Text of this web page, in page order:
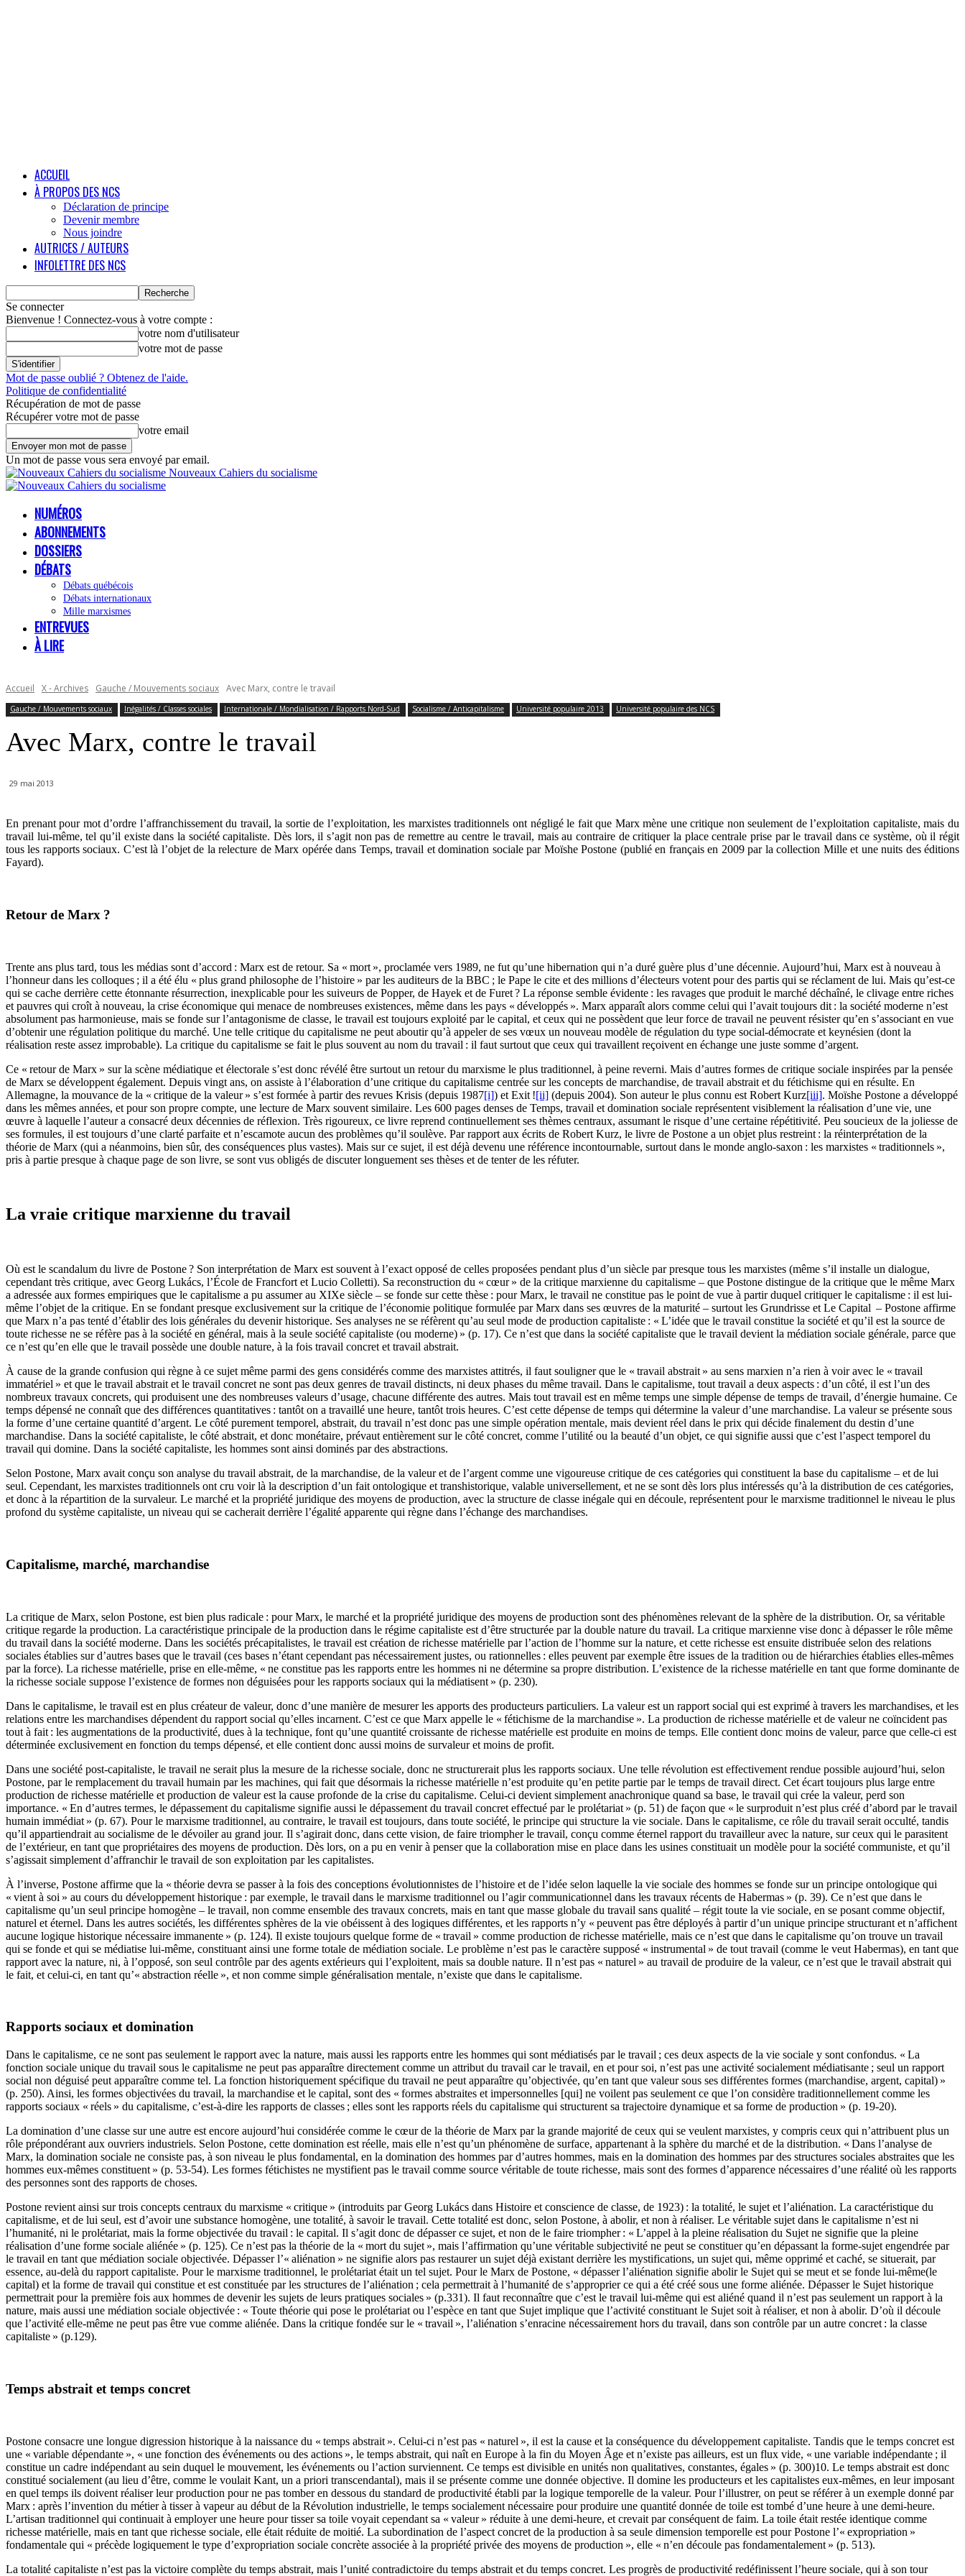
ACCUEIL
À PROPOS DES NCS
Déclaration de principe
Devenir membre
Nous joindre
AUTRICES / AUTEURS
INFOLETTRE DES NCS
Se connecter
Bienvenue ! Connectez-vous à votre compte :
votre nom d'utilisateur
votre mot de passe
Mot de passe oublié ? Obtenez de l'aide.
Politique de confidentialité
Récupération de mot de passe
Récupérer votre mot de passe
votre email
Un mot de passe vous sera envoyé par email.
Nouveaux Cahiers du socialisme
NUMÉROS
ABONNEMENTS
DOSSIERS
DÉBATS
Débats québécois
Débats internationaux
Mille marxismes
ENTREVUES
À LIRE
Accueil X - Archives Gauche / Mouvements sociaux Avec Marx, contre le travail
Gauche / Mouvements sociaux Inégalités / Classes sociales Internationale / Mondialisation / Rapports Nord-Sud Socialisme / Anticapitalisme Université populaire 2013 Université populaire des NCS
Avec Marx, contre le travail
29 mai 2013
En prenant pour mot d’ordre l’affranchissement du travail, la sortie de l’exploitation, les marxistes traditionnels ont négligé le fait que Marx mène une critique non seulement de l’exploitation capitaliste, mais du
travail lui-même, tel qu’il existe dans la société capitaliste. Dès lors, il s’agit non pas de remettre au centre le travail, mais au contraire de critiquer la place centrale prise par le travail dans ce système, où il régit
tous les rapports sociaux. C’est là l’objet de la relecture de Marx opérée dans Temps, travail et domination sociale par Moïshe Postone (publié en français en 2009 par la collection Mille et une nuits des éditions
Fayard).
Retour de Marx ?
Trente ans plus tard, tous les médias sont d’accord : Marx est de retour. Sa « mort », proclamée vers 1989, ne fut qu’une hibernation qui n’a duré guère plus d’une décennie. Aujourd’hui, Marx est à nouveau à
l’honneur dans les colloques ; il a été élu « plus grand philosophe de l’histoire » par les auditeurs de la BBC ; le Pape le cite et des millions d’électeurs votent pour des partis qui se réclament de lui. Mais qu’est-ce
qui se cache derrière cette étonnante résurrection, inexplicable pour les suiveurs de Popper, de Hayek et de Furet ? La réponse semble évidente : les ravages que produit le marché déchaîné, le clivage entre riches
et pauvres qui croît à nouveau, la crise économique qui menace de nombreuses existences, même dans les pays « développés ». Marx apparaît alors comme celui qui l’avait toujours dit : la société moderne n’est
absolument pas harmonieuse, mais se fonde sur l’antagonisme de classe, le travail est toujours exploité par le capital, et ceux qui ne possèdent que leur force de travail ne peuvent résister qu’en s’associant en vue
d’obtenir une régulation politique du marché. Une telle critique du capitalisme ne peut aboutir qu’à appeler de ses vœux un nouveau modèle de régulation du type social-démocrate et keynésien (dont la
réalisation reste assez improbable). La critique du capitalisme se fait le plus souvent au nom du travail : il faut surtout que ceux qui travaillent reçoivent en échange une juste somme d’argent.
Ce « retour de Marx » sur la scène médiatique et électorale s’est donc révélé être surtout un retour du marxisme le plus traditionnel, à peine reverni. Mais d’autres formes de critique sociale inspirées par la pensée
de Marx se développent également. Depuis vingt ans, on assiste à l’élaboration d’une critique du capitalisme centrée sur les concepts de marchandise, de travail abstrait et du fétichisme qui en résulte. En
Allemagne, la mouvance de la « critique de la valeur » s’est formée à partir des revues Krisis (depuis 1987[i]) et Exit ![ii] (depuis 2004). Son auteur le plus connu est Robert Kurz[iii]. Moïshe Postone a développé
dans les mêmes années, et pour son propre compte, une lecture de Marx souvent similaire. Les 600 pages denses de Temps, travail et domination sociale représentent visiblement la réalisation d’une vie, une
œuvre à laquelle l’auteur a consacré deux décennies de réflexion. Très rigoureux, ce livre reprend continuellement ses thèmes centraux, assumant le risque d’une certaine répétitivité. Peu soucieux de la joliesse de
ses formules, il est toujours d’une clarté parfaite et n’escamote aucun des problèmes qu’il soulève. Par rapport aux écrits de Robert Kurz, le livre de Postone a un objet plus restreint : la réinterprétation de la
théorie de Marx (qui a néanmoins, bien sûr, des conséquences plus vastes). Mais sur ce sujet, il est déjà devenu une référence incontournable, surtout dans le monde anglo-saxon : les marxistes « traditionnels »,
pris à partie presque à chaque page de son livre, se sont vus obligés de discuter longuement ses thèses et de tenter de les réfuter.
La vraie critique marxienne du travail
Où est le scandalum du livre de Postone ? Son interprétation de Marx est souvent à l’exact opposé de celles proposées pendant plus d’un siècle par presque tous les marxistes (même s’il installe un dialogue,
cependant très critique, avec Georg Lukács, l’École de Francfort et Lucio Colletti). Sa reconstruction du « cœur » de la critique marxienne du capitalisme – que Postone distingue de la critique que le même Marx
a adressée aux formes empiriques que le capitalisme a pu assumer au XIXe siècle – se fonde sur cette thèse : pour Marx, le travail ne constitue pas le point de vue à partir duquel critiquer le capitalisme : il est lui-
même l’objet de la critique. En se fondant presque exclusivement sur la critique de l’économie politique formulée par Marx dans ses œuvres de la maturité – surtout les Grundrisse et Le Capital – Postone affirme
que Marx n’a pas tenté d’établir des lois générales du devenir historique. Ses analyses ne se réfèrent qu’au seul mode de production capitaliste : « L’idée que le travail constitue la société et qu’il est la source de
toute richesse ne se réfère pas à la société en général, mais à la seule société capitaliste (ou moderne) » (p. 17). Ce n’est que dans la société capitaliste que le travail devient la médiation sociale générale, parce que
ce n’est qu’en elle que le travail possède une double nature, à la fois travail concret et travail abstrait.
À cause de la grande confusion qui règne à ce sujet même parmi des gens considérés comme des marxistes attitrés, il faut souligner que le « travail abstrait » au sens marxien n’a rien à voir avec le « travail
immatériel » et que le travail abstrait et le travail concret ne sont pas deux genres de travail distincts, ni deux phases du même travail. Dans le capitalisme, tout travail a deux aspects : d’un côté, il est l’un des
nombreux travaux concrets, qui produisent une des nombreuses valeurs d’usage, chacune différente des autres. Mais tout travail est en même temps une simple dépense de temps de travail, d’énergie humaine. Ce
temps dépensé ne connaît que des différences quantitatives : tantôt on a travaillé une heure, tantôt trois heures. C’est cette dépense de temps qui détermine la valeur d’une marchandise. La valeur se présente sous
la forme d’une certaine quantité d’argent. Le côté purement temporel, abstrait, du travail n’est donc pas une simple opération mentale, mais devient réel dans le prix qui décide finalement du destin d’une
marchandise. Dans la société capitaliste, le côté abstrait, et donc monétaire, prévaut entièrement sur le côté concret, comme l’utilité ou la beauté d’un objet, ce qui signifie aussi que c’est l’aspect temporel du
travail qui domine. Dans la société capitaliste, les hommes sont ainsi dominés par des abstractions.
Selon Postone, Marx avait conçu son analyse du travail abstrait, de la marchandise, de la valeur et de l’argent comme une vigoureuse critique de ces catégories qui constituent la base du capitalisme – et de lui
seul. Cependant, les marxistes traditionnels ont cru voir là la description d’un fait ontologique et transhistorique, valable universellement, et ne se sont dès lors plus intéressés qu’à la distribution de ces catégories,
et donc à la répartition de la survaleur. Le marché et la propriété juridique des moyens de production, avec la structure de classe inégale qui en découle, représentent pour le marxisme traditionnel le niveau le plus
profond du système capitaliste, un niveau qui se cacherait derrière l’égalité apparente qui règne dans l’échange des marchandises.
Capitalisme, marché, marchandise
La critique de Marx, selon Postone, est bien plus radicale : pour Marx, le marché et la propriété juridique des moyens de production sont des phénomènes relevant de la sphère de la distribution. Or, sa véritable
critique regarde la production. La caractéristique principale de la production dans le régime capitaliste est d’être structurée par la double nature du travail. La critique marxienne vise donc à dépasser le rôle même
du travail dans la société moderne. Dans les sociétés précapitalistes, le travail est création de richesse matérielle par l’action de l’homme sur la nature, et cette richesse est ensuite distribuée selon des relations
sociales établies sur d’autres bases que le travail (ces bases n’étant cependant pas nécessairement justes, ou rationnelles : elles peuvent par exemple être issues de la tradition ou de hiérarchies établies elles-mêmes
par la force). La richesse matérielle, prise en elle-même, « ne constitue pas les rapports entre les hommes ni ne détermine sa propre distribution. L’existence de la richesse matérielle en tant que forme dominante de
la richesse sociale suppose l’existence de formes non déguisées pour les rapports sociaux qui la médiatisent » (p. 230).
Dans le capitalisme, le travail est en plus créateur de valeur, donc d’une manière de mesurer les apports des producteurs particuliers. La valeur est un rapport social qui est exprimé à travers les marchandises, et les
relations entre les marchandises dépendent du rapport social qu’elles incarnent. C’est ce que Marx appelle le « fétichisme de la marchandise ». La production de richesse matérielle et de valeur ne coïncident pas
tout à fait : les augmentations de la productivité, dues à la technique, font qu’une quantité croissante de richesse matérielle est produite en moins de temps. Elle contient donc moins de valeur, parce que celle-ci est
déterminée exclusivement en fonction du temps dépensé, et elle contient donc aussi moins de survaleur et moins de profit.
Dans une société post-capitaliste, le travail ne serait plus la mesure de la richesse sociale, donc ne structurerait plus les rapports sociaux. Une telle révolution est effectivement rendue possible aujourd’hui, selon
Postone, par le remplacement du travail humain par les machines, qui fait que désormais la richesse matérielle n’est produite qu’en petite partie par le temps de travail direct. Cet écart toujours plus large entre
production de richesse matérielle et production de valeur est la cause profonde de la crise du capitalisme. Celui-ci devient simplement anachronique quand sa base, le travail qui crée la valeur, perd son
importance. « En d’autres termes, le dépassement du capitalisme signifie aussi le dépassement du travail concret effectué par le prolétariat » (p. 51) de façon que « le surproduit n’est plus créé d’abord par le travail
humain immédiat » (p. 67). Pour le marxisme traditionnel, au contraire, le travail est toujours, dans toute société, le principe qui structure la vie sociale. Dans le capitalisme, ce rôle du travail serait occulté, tandis
qu’il appartiendrait au socialisme de le dévoiler au grand jour. Il s’agirait donc, dans cette vision, de faire triompher le travail, conçu comme éternel rapport du travailleur avec la nature, sur ceux qui le parasitent
de l’extérieur, en tant que propriétaires des moyens de production. Dès lors, on a pu en venir à penser que la collaboration mise en place dans les usines constituait un modèle pour la société communiste, et qu’il
s’agissait simplement d’affranchir le travail de son exploitation par les capitalistes.
À l’inverse, Postone affirme que la « théorie devra se passer à la fois des conceptions évolutionnistes de l’histoire et de l’idée selon laquelle la vie sociale des hommes se fonde sur un principe ontologique qui
« vient à soi » au cours du développement historique : par exemple, le travail dans le marxisme traditionnel ou l’agir communicationnel dans les travaux récents de Habermas » (p. 39). Ce n’est que dans le
capitalisme qu’un seul principe homogène – le travail, non comme ensemble des travaux concrets, mais en tant que masse globale du travail sans qualité – régit toute la vie sociale, en se posant comme objectif,
naturel et éternel. Dans les autres sociétés, les différentes sphères de la vie obéissent à des logiques différentes, et les rapports n’y « peuvent pas être déployés à partir d’un unique principe structurant et n’affichent
aucune logique historique nécessaire immanente » (p. 124). Il existe toujours quelque forme de « travail » comme production de richesse matérielle, mais ce n’est que dans le capitalisme qu’on trouve un travail
qui se fonde et qui se médiatise lui-même, constituant ainsi une forme totale de médiation sociale. Le problème n’est pas le caractère supposé « instrumental » de tout travail (comme le veut Habermas), en tant que
rapport avec la nature, ni, à l’opposé, son seul contrôle par des agents extérieurs qui l’exploitent, mais sa double nature. Il n’est pas « naturel » au travail de produire de la valeur, ce n’est que le travail abstrait qui
le fait, et celui-ci, en tant qu’« abstraction réelle », et non comme simple généralisation mentale, n’existe que dans le capitalisme.
Rapports sociaux et domination
Dans le capitalisme, ce ne sont pas seulement le rapport avec la nature, mais aussi les rapports entre les hommes qui sont médiatisés par le travail ; ces deux aspects de la vie sociale y sont confondus. « La
fonction sociale unique du travail sous le capitalisme ne peut pas apparaître directement comme un attribut du travail car le travail, en et pour soi, n’est pas une activité socialement médiatisante ; seul un rapport
social non déguisé peut apparaître comme tel. La fonction historiquement spécifique du travail ne peut apparaître qu’objectivée, qu’en tant que valeur sous ses différentes formes (marchandise, argent, capital) »
(p. 250). Ainsi, les formes objectivées du travail, la marchandise et le capital, sont des « formes abstraites et impersonnelles [qui] ne voilent pas seulement ce que l’on considère traditionnellement comme les
rapports sociaux « réels » du capitalisme, c’est-à-dire les rapports de classes ; elles sont les rapports réels du capitalisme qui structurent sa trajectoire dynamique et sa forme de production » (p. 19-20).
La domination d’une classe sur une autre est encore aujourd’hui considérée comme le cœur de la théorie de Marx par la grande majorité de ceux qui se veulent marxistes, y compris ceux qui n’attribuent plus un
rôle prépondérant aux ouvriers industriels. Selon Postone, cette domination est réelle, mais elle n’est qu’un phénomène de surface, appartenant à la sphère du marché et de la distribution. « Dans l’analyse de
Marx, la domination sociale ne consiste pas, à son niveau le plus fondamental, en la domination des hommes par d’autres hommes, mais en la domination des hommes par des structures sociales abstraites que les
hommes eux-mêmes constituent » (p. 53-54). Les formes fétichistes ne mystifient pas le travail comme source véritable de toute richesse, mais sont des formes d’apparence nécessaires d’une réalité où les rapports
des personnes sont des rapports de choses.
Postone revient ainsi sur trois concepts centraux du marxisme « critique » (introduits par Georg Lukács dans Histoire et conscience de classe, de 1923) : la totalité, le sujet et l’aliénation. La caractéristique du
capitalisme, et de lui seul, est d’avoir une substance homogène, une totalité, à savoir le travail. Cette totalité est donc, selon Postone, à abolir, et non à réaliser. Le véritable sujet dans le capitalisme n’est ni
l’humanité, ni le prolétariat, mais la forme objectivée du travail : le capital. Il s’agit donc de dépasser ce sujet, et non de le faire triompher : « L’appel à la pleine réalisation du Sujet ne signifie que la pleine
réalisation d’une forme sociale aliénée » (p. 125). Ce n’est pas la théorie de la « mort du sujet », mais l’affirmation qu’une véritable subjectivité ne peut se constituer qu’en dépassant la forme-sujet engendrée par
le travail en tant que médiation sociale objectivée. Dépasser l’« aliénation » ne signifie alors pas restaurer un sujet déjà existant derrière les mystifications, un sujet qui, même opprimé et caché, se situerait, par
essence, au-delà du rapport capitaliste. Pour le marxisme traditionnel, le prolétariat était un tel sujet. Pour le Marx de Postone, « dépasser l’aliénation signifie abolir le Sujet qui se meut et se fonde lui-même(le
capital) et la forme de travail qui constitue et est constituée par les structures de l’aliénation ; cela permettrait à l’humanité de s’approprier ce qui a été créé sous une forme aliénée. Dépasser le Sujet historique
permettrait pour la première fois aux hommes de devenir les sujets de leurs pratiques sociales » (p.331). Il faut reconnaître que c’est le travail lui-même qui est aliéné quand il n’est pas seulement un rapport à la
nature, mais aussi une médiation sociale objectivée : « Toute théorie qui pose le prolétariat ou l’espèce en tant que Sujet implique que l’activité constituant le Sujet soit à réaliser, et non à abolir. D’où il découle
que l’activité elle-même ne peut pas être vue comme aliénée. Dans la critique fondée sur le « travail », l’aliénation s’enracine nécessairement hors du travail, dans son contrôle par un autre concret : la classe
capitaliste » (p.129).
Temps abstrait et temps concret
Postone consacre une longue digression historique à la naissance du « temps abstrait ». Celui-ci n’est pas « naturel », il est la cause et la conséquence du développement capitaliste. Tandis que le temps concret est
une « variable dépendante », « une fonction des événements ou des actions », le temps abstrait, qui naît en Europe à la fin du Moyen Âge et n’existe pas ailleurs, est un flux vide, « une variable indépendante ; il
constitue un cadre indépendant au sein duquel le mouvement, les événements ou l’action surviennent. Ce temps est divisible en unités non qualitatives, constantes, égales » (p. 300)10. Le temps abstrait est donc
constitué socialement (au lieu d’être, comme le voulait Kant, un a priori transcendantal), mais il se présente comme une donnée objective. Il domine les producteurs et les capitalistes eux-mêmes, en leur imposant
en quel temps ils doivent réaliser leur production pour ne pas tomber en dessous du standard de productivité établi par la logique temporelle de la valeur. Pour l’illustrer, on peut se référer à un exemple donné par
Marx : après l’invention du métier à tisser à vapeur au début de la Révolution industrielle, le temps socialement nécessaire pour produire une quantité donnée de toile est tombé d’une heure à une demi-heure.
L’artisan traditionnel qui continuait à employer une heure pour tisser sa toile voyait cependant sa « valeur » réduite à une demi-heure, et crevait par conséquent de faim. La toile était restée identique comme
richesse matérielle, mais en tant que richesse sociale, elle était réduite de moitié. La subordination de l’aspect concret de la production à sa seule dimension temporelle est pour Postone l’« expropriation »
fondamentale qui « précède logiquement le type d’expropriation sociale concrète associée à la propriété privée des moyens de production », elle « n’en découle pas fondamentalement » (p. 513).
La totalité capitaliste n’est pas la victoire complète du temps abstrait, mais l’unité contradictoire du temps abstrait et du temps concret. Les progrès de productivité redéfinissent l’heure sociale, qui à son tour